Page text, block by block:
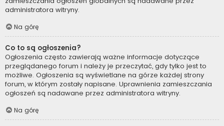
administratora witryny.
Na górę
Co to są ogłoszenia?
Ogłoszenia często zawierają ważne informacje dotyczące
przeglądanego forum i należy je przeczytać, gdy tylko jest to
możliwe. Ogłoszenia są wyświetlane na górze każdej strony
forum, w którym zostały napisane. Uprawnienia zamieszczania
ogłoszeń są nadawane przez administratora witryny.
Na górę